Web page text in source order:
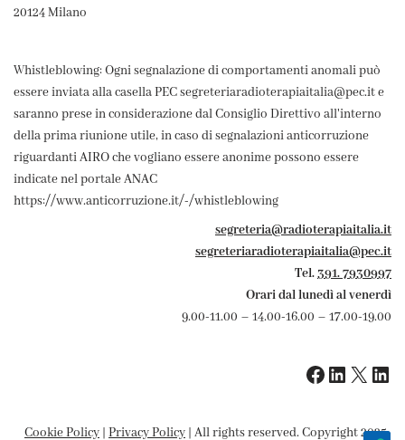
20124 Milano
Whistleblowing: Ogni segnalazione di comportamenti anomali può
essere inviata alla casella PEC segreteriaradioterapiaitalia@pec.it e
saranno prese in considerazione dal Consiglio Direttivo all'interno
della prima riunione utile, in caso di segnalazioni anticorruzione
riguardanti AIRO che vogliano essere anonime possono essere
indicate nel portale ANAC
https://www.anticorruzione.it/-/whistleblowing
segreteria@radioterapiaitalia.it
segreteriaradioterapiaitalia@pec.it
Tel.391. 7930997
Orari dal lunedì al venerdì
9.00-11.00 – 14.00-16.00 – 17.00-19.00
Cookie Policy | Privacy Policy | All rights reserved. Copyright 2025-